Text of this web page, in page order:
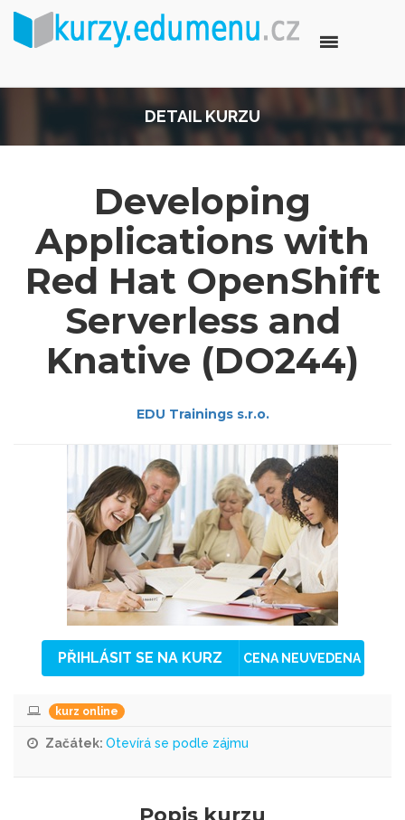
DETAIL KURZU
Developing
Applications with
Red Hat OpenShift
Serverless and
Knative (DO244)
EDU Trainings s.r.o.
PŘIHLÁSIT SE NA KURZ CENA NEUVEDENA
kurz online
Začátek: Otevírá se podle zájmu
Popis kurzu